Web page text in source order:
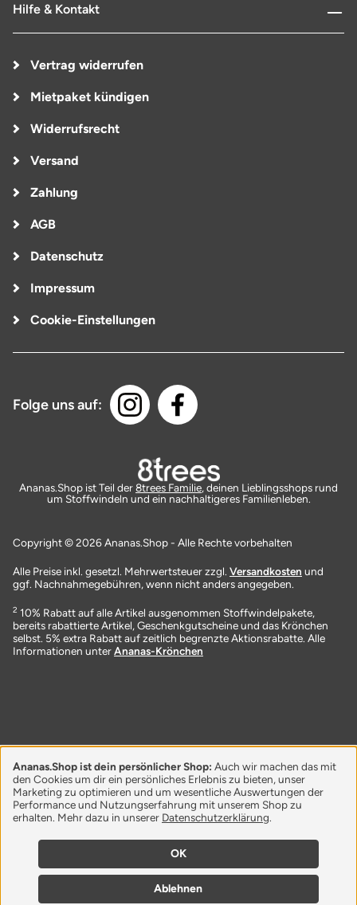
Hilfe & Kontakt
Vertrag widerrufen
Mietpaket kündigen
Widerrufsrecht
Versand
Zahlung
AGB
Datenschutz
Impressum
Cookie-Einstellungen
Folge uns auf:
Ananas.Shop ist Teil der8trees Familie, deinen Lieblingsshops rund
um Stoffwindeln und ein nachhaltigeres Familienleben.
Copyright © 2026 Ananas.Shop - Alle Rechte vorbehalten
Alle Preise inkl. gesetzl. Mehrwertsteuer zzgl. Versandkosten und
ggf. Nachnahmegebühren, wenn nicht anders angegeben.
2 10% Rabatt auf alle Artikel ausgenommen Stoffwindelpakete,
bereits rabattierte Artikel, Geschenkgutscheine und das Krönchen
selbst. 5% extra Rabatt auf zeitlich begrenzte Aktionsrabatte. Alle
Informationen unterAnanas-Krönchen
Ananas.Shop ist dein persönlicher Shop: Auch wir machen das mit
den Cookies um dir ein persönliches Erlebnis zu bieten, unser
Marketing zu optimieren und um wesentliche Auswertungen der
Performance und Nutzungserfahrung mit unserem Shop zu
erhalten. Mehr dazu in unserer Datenschutzerklärung.
OK
Ablehnen